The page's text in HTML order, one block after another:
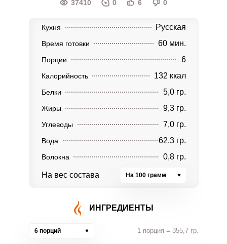
37410 0 6 0
Кухня Русская
Время готовки 60 мин.
Порции 6
Калорийность 132 ккал
Белки 5,0 гр.
Жиры 9,3 гр.
Углеводы 7,0 гр.
Вода 62,3 гр.
Волокна 0,8 гр.
На вес состава На 100 грамм
ИНГРЕДИЕНТЫ
6 порций 1 порция = 355,7 гр.